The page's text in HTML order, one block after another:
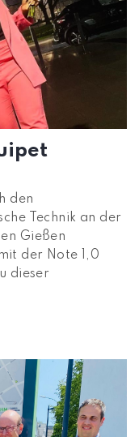
den
Technik an der
Gießen
der Note 1,0
dieser